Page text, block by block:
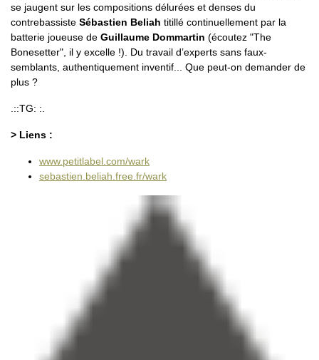
se jaugent sur les compositions délurées et denses du
contrebassiste Sébastien Beliah titillé continuellement par la
batterie joueuse de Guillaume Dommartin (écoutez "The
Bonesetter", il y excelle !). Du travail d’experts sans faux-
semblants, authentiquement inventif... Que peut-on demander de
plus ?
.::TG: :.
> Liens :
www.petitlabel.com/wark
sebastien.beliah.free.fr/wark